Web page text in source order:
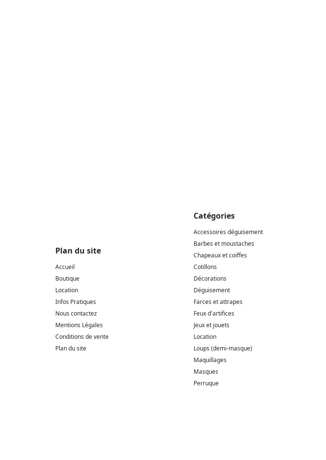
Plan du site
Accueil
Boutique
Location
Infos Pratiques
Nous contactez
Mentions Légales
Conditions de vente
Plan du site
Catégories
Accessoires déguisement
Barbes et moustaches
Chapeaux et coiffes
Cotillons
Décorations
Déguisement
Farces et attrapes
Feux d'artifices
Jeux et jouets
Location
Loups (demi-masque)
Maquillages
Masques
Perruque